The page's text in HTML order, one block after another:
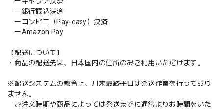
ー銀行振込決済
ーコンビニ（Pay-easy）決済
ーAmazon Pay
【配送について】
・商品の配送先は、日本国内の住所のみご利用いただけます。
※配送システムの都合上、月末最終平日は発送作業を行っており
ません。
ご注文時期や商品によっては発送までに通常よりお時間をいた